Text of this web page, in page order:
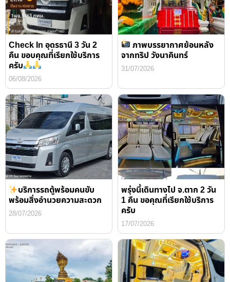
Check In อุดรธานี 3 วัน 2
คืน ขอบคุณที่เรียกใช้บริการ
ครับ
06/08/2026
ภาพบรรยากาศย้อนหลัง
จากทริป วังนาคินทร์
31/07/2026
บริการรถตู้พร้อมคนขับ
พร้อมสิ่งอำนวยความสะดวก
28/07/2026
พรุ่งนี้เดินทางไป จ.ตาก 2 วัน
1 คืน ขอคุณที่เรียกใช้บริการ
ครับ
17/07/2026